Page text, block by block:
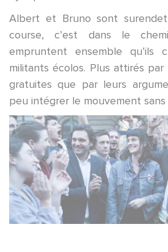
Albert et Bruno sont
course, c’est dans le
empruntent ensemble qu’ils
militants écolos. Plus attirés
gratuites que par leurs
peu intégrer le mouvement sans